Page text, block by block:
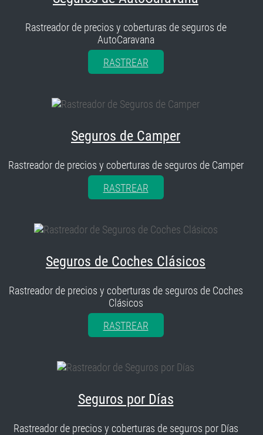
Rastreador de precios y coberturas de seguros de
AutoCaravana
RASTREAR
Seguros de Camper
Rastreador de precios y coberturas de seguros de Camper
RASTREAR
Seguros de Coches Clásicos
Rastreador de precios y coberturas de seguros de Coches
Clásicos
RASTREAR
Seguros por Días
Rastreador de precios y coberturas de seguros por Días